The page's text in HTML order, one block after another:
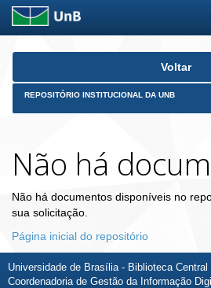
Skip
Voltar
REPOSITÓRIO INSTITUCIONAL DA UNB
Não há
Não há documentos disponíveis no
sua solicitação.
Página inicial do repositório
Universidade de Brasília - Biblioteca Central
Coordenadoria de Gestão da Informação